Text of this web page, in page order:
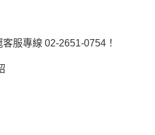
服專線 02-2651-0754！